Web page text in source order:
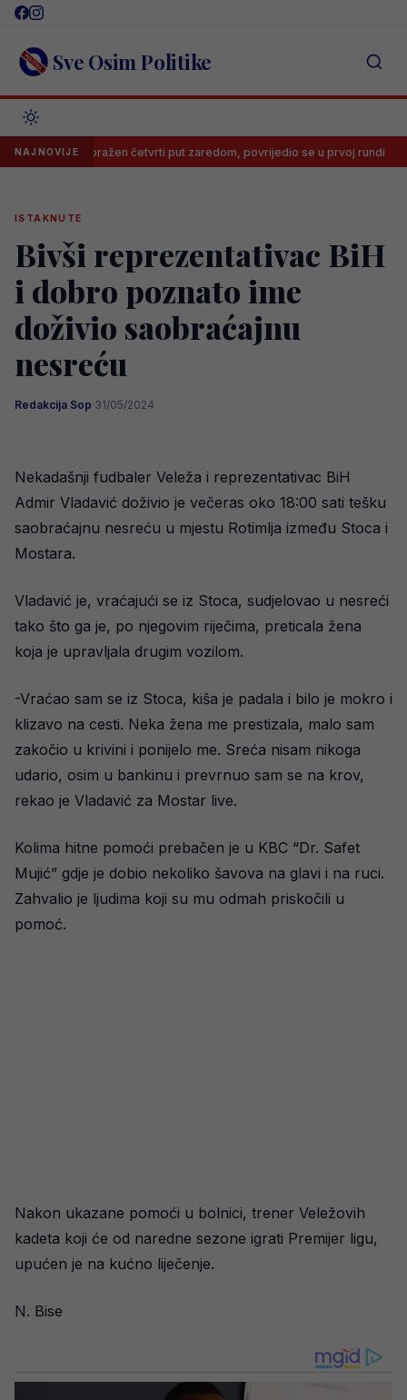
Skip
content Sve Osim Politike
NAJNOVIJE
poražen četvrti put zaredom, povrijedio se u prvoj rundi
ISTAKNUTE
Bivši reprezentativac BiH
i dobro poznato ime
doživio saobraćajnu
nesreću
Redakcija Sop·31/05/2024
Nekadašnji fudbaler Veleža i reprezentativac BiH
Admir Vladavić doživio je večeras oko 18:00 sati tešku
saobraćajnu nesreću u mjestu Rotimlja između Stoca i
Mostara.
Vladavić je, vraćajući se iz Stoca, sudjelovao u nesreći
tako što ga je, po njegovim riječima, preticala žena
koja je upravljala drugim vozilom.
-Vraćao sam se iz Stoca, kiša je padala i bilo je mokro i
klizavo na cesti. Neka žena me prestizala, malo sam
zakočio u krivini i ponijelo me. Sreća nisam nikoga
udario, osim u bankinu i prevrnuo sam se na krov,
rekao je Vladavić za Mostar live.
Kolima hitne pomoći prebačen je u KBC “Dr. Safet
Mujić” gdje je dobio nekoliko šavova na glavi i na ruci.
Zahvalio je ljudima koji su mu odmah priskočili u
pomoć.
Nakon ukazane pomoći u bolnici, trener Veležovih
kadeta koji će od naredne sezone igrati Premijer ligu,
upućen je na kućno liječenje.
N. Bise